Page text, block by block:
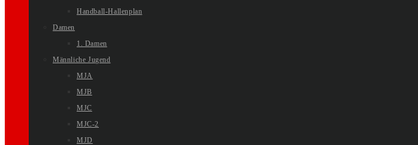
Handball-Hallenplan
Damen
1. Damen
Männliche Jugend
MJA
MJB
MJC
MJC-2
MJD